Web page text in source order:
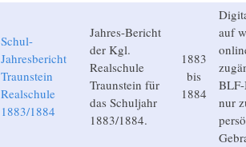
Schul-
Jahresbericht
Traunstein
Realschule
1883/1884
Jahres-Bericht
der Kgl.
Realschule
Traunstein für
das Schuljahr
1883/1884.
1883
bis
1884
auf
nur